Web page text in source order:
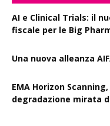
AI e Clinical Trials: il
fiscale per le Big
Una nuova alleanza
EMA Horizon
degradazione mirata